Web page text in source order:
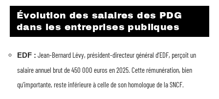
Évolution des salaires des PDG
dans les entreprises publiques
EDF : Jean-Bernard Lévy, président-directeur général d’EDF, perçoit un
salaire annuel brut de 450 000 euros en 2025. Cette rémunération, bien
qu’importante, reste inférieure à celle de son homologue de la SNCF.